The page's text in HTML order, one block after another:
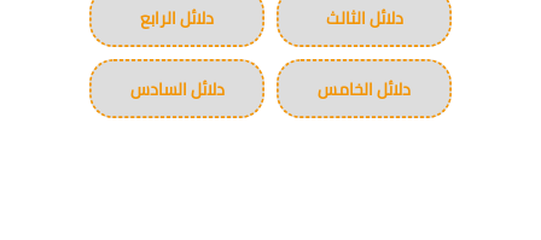
دلائل الثالث دلائل الرابع
دلائل الخامس دلائل السادس